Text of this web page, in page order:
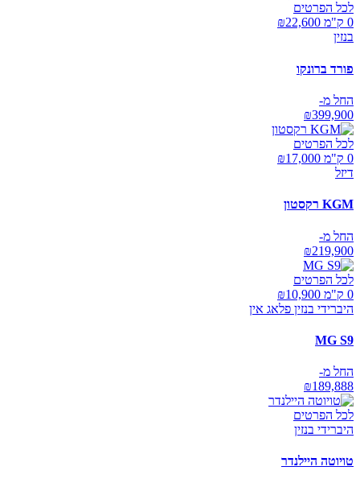
לכל הפרטים
0 ק"מ ₪
22,600
בנזין
פורד ברונקו
החל מ-
₪399,900
לכל הפרטים
0 ק"מ ₪
17,000
דיזל
KGM רקסטון
החל מ-
₪219,900
לכל הפרטים
0 ק"מ ₪
10,900
היברידי בנזין פלאג אין
MG S9
החל מ-
₪189,888
לכל הפרטים
היברידי בנזין
טויוטה היילנדר